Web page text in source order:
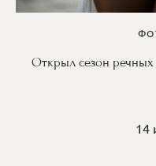
Открыл сезон
14